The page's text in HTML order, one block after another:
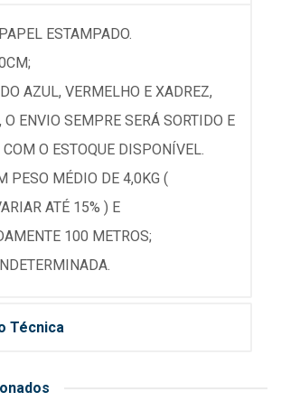
ESTAMPADO.
AZUL, VERMELHO E XADREZ,
O ENVIO SEMPRE SERÁ SORTIDO E
COM O ESTOQUE DISPONÍVEL.
PESO MÉDIO DE 4,0KG (
ATÉ 15% ) E
100 METROS;
Técnica